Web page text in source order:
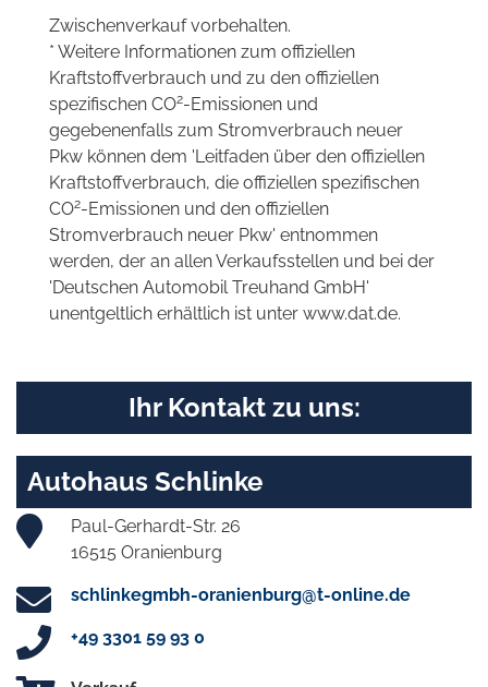
Zwischenverkauf vorbehalten.
* Weitere Informationen zum offiziellen
Kraftstoffverbrauch und zu den offiziellen
spezifischen CO2-Emissionen und
gegebenenfalls zum Stromverbrauch neuer
Pkw können dem 'Leitfaden über den offiziellen
Kraftstoffverbrauch, die offiziellen spezifischen
CO2-Emissionen und den offiziellen
Stromverbrauch neuer Pkw' entnommen
werden, der an allen Verkaufsstellen und bei der
'Deutschen Automobil Treuhand GmbH'
unentgeltlich erhältlich ist unter www.dat.de.
Ihr Kontakt zu uns:
Autohaus Schlinke
Paul-Gerhardt-Str. 26
16515 Oranienburg
schlinkegmbh-oranienburg@t-online.de
+49 3301 59 93 0